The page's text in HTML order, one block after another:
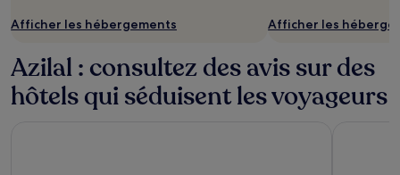
Afficher les hébergements Afficher les
Azilal : consultez des avis sur des
hôtels qui séduisent les voyageurs